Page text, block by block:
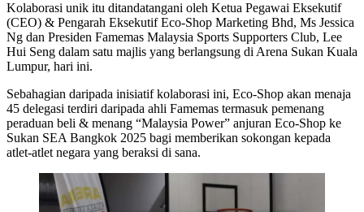
Kolaborasi unik itu ditandatangani oleh Ketua Pegawai Eksekutif
(CEO) & Pengarah Eksekutif Eco-Shop Marketing Bhd, Ms Jessica
Ng dan Presiden Famemas Malaysia Sports Supporters Club, Lee
Hui Seng dalam satu majlis yang berlangsung di Arena Sukan Kuala
Lumpur, hari ini.
Sebahagian daripada inisiatif kolaborasi ini, Eco-Shop akan menaja
45 delegasi terdiri daripada ahli Famemas termasuk pemenang
peraduan beli & menang “Malaysia Power” anjuran Eco-Shop ke
Sukan SEA Bangkok 2025 bagi memberikan sokongan kepada
atlet-atlet negara yang beraksi di sana.